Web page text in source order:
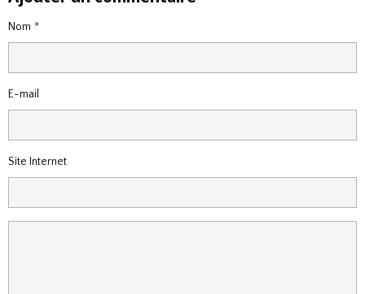
Nom
E-mail
Site Internet